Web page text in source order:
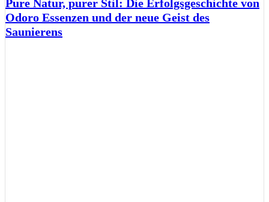
Pure Natur, purer Stil: Die Erfolgsgeschichte von
Odoro Essenzen und der neue Geist des
Saunierens